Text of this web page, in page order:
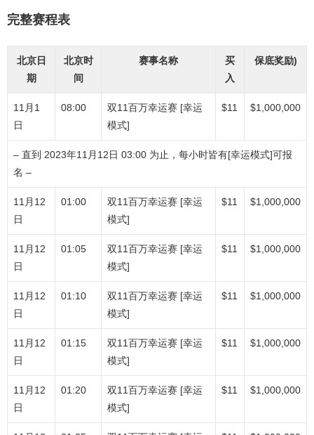
完整赛程表
北京日
期
北京时
间
赛事名称
买
入
保底奖励)
11月1
日
08:00
双11百万幸运赛 [幸运
模式]
$11 $1,000,000
– 直到 2023年11月12日 03:00 为止，每小时皆有[幸运模式]可报
名 –
11月12
日
01:00
双11百万幸运赛 [幸运
模式]
$11 $1,000,000
11月12
日
01:05
双11百万幸运赛 [幸运
模式]
$11 $1,000,000
11月12
日
01:10
双11百万幸运赛 [幸运
模式]
$11 $1,000,000
11月12
日
01:15
双11百万幸运赛 [幸运
模式]
$11 $1,000,000
11月12
日
01:20
双11百万幸运赛 [幸运
模式]
$11 $1,000,000